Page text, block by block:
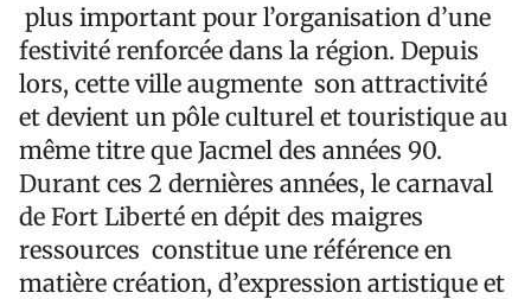
plus important pour l’organisation d’une
festivité renforcée dans la région. Depuis
lors, cette ville augmente son attractivité
et devient un pôle culturel et touristique au
même titre que Jacmel des années 90.
Durant ces 2 dernières années, le carnaval
de Fort Liberté en dépit des maigres
ressources constitue une référence en
matière création, d’expression artistique et